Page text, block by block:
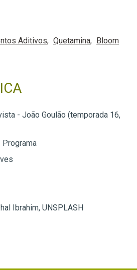
Aditivos Quetamina Bloom
- João Goulão (temporada 16,
Programa
Ibrahim, UNSPLASH